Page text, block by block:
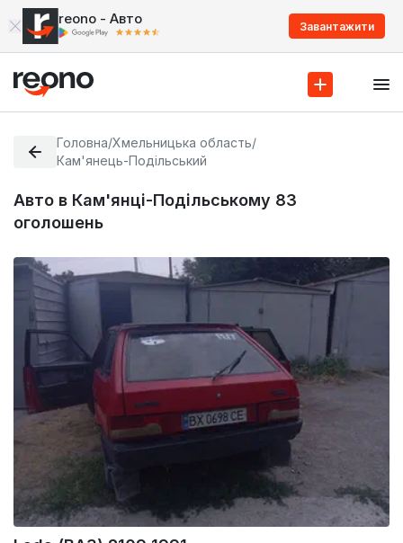
reono - Авто Завантажити
Головна/Хмельницька область/
Кам'янець-Подільський
Авто в Кам'янці-Подільському 83
оголошень